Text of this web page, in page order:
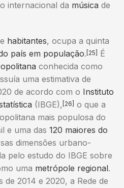
internacional da música de
habitantes, ocupa a quinta
país em população. [25]
É
conhecida como
uma estimativa de
de acordo com o Instituto
(IBGE), [26]
o que a
mais populosa do
e uma das 120 maiores do
dimensões urbano-
pelo estudo do IBGE sobre
uma metrópole regional.
2014 e 2020, a Rede de